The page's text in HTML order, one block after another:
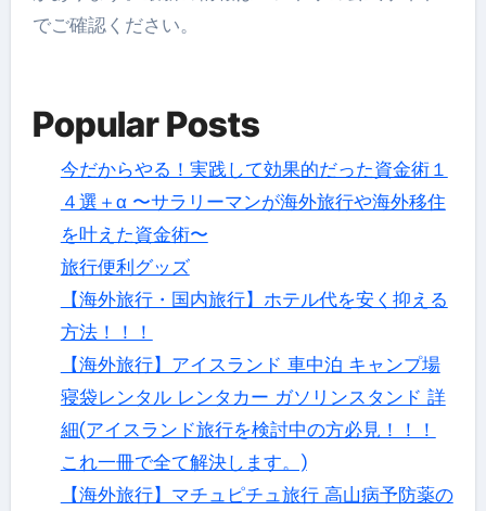
でご確認ください。
Popular Posts
今だからやる！実践して効果的だった資金術１
４選＋α 〜サラリーマンが海外旅行や海外移住
を叶えた資金術〜
旅行便利グッズ
【海外旅行・国内旅行】ホテル代を安く抑える
方法！！！
【海外旅行】アイスランド 車中泊 キャンプ場
寝袋レンタル レンタカー ガソリンスタンド 詳
細(アイスランド旅行を検討中の方必見！！！
これ一冊で全て解決します。)
【海外旅行】マチュピチュ旅行 高山病予防薬の